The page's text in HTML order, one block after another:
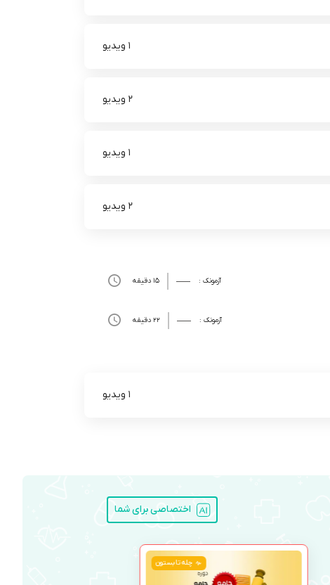
1 ویدیو
2 ویدیو
1 ویدیو
2 ویدیو
آزمونک : 15 دقیقه
آزمونک : 22 دقیقه
1 ویدیو
اختصاصی برای شما
چله تابستون